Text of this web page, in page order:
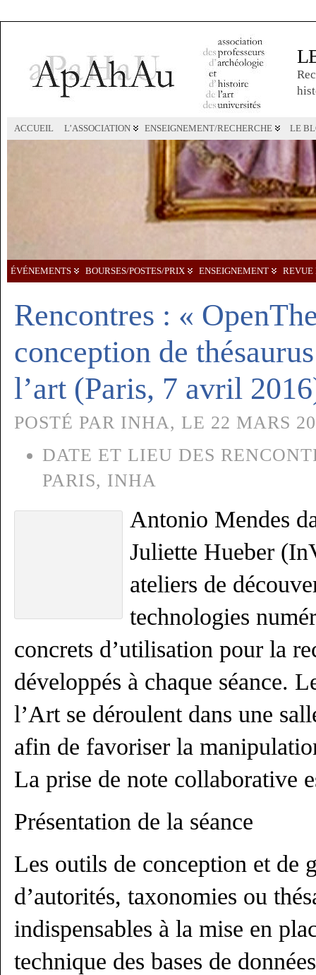
ACCUEIL L’ASSOCIATION ENSEIGNEMENT/RECHERCHE LE
ÉVÉNEMENTS BOURSES/POSTES/PRIX ENSEIGNEMENT REVUE
Rencontres : «
conception de
l’art (Paris, 7 avril
POSTÉ PAR INHA, LE 22 MARS
DATE ET LIEU DES
PARIS, INHA
Antonio Mendes
Juliette Hueber
ateliers de
technologies
concrets d’utilisation pour la
développés à chaque séance.
l’Art se déroulent dans une
afin de favoriser la
La prise de note collaborative
Présentation de la séance
Les outils de conception et de
d’autorités, taxonomies ou
indispensables à la mise en
technique des bases de